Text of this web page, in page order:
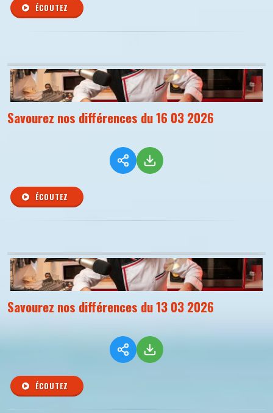
ÉCOUTEZ
Savourez nos différences du 16 03 2026
ÉCOUTEZ
Savourez nos différences du 13 03 2026
ÉCOUTEZ